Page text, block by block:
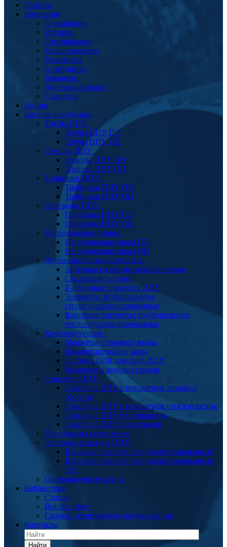
Главная
Компания
О компании
История
Сертификаты
Наши партнеры
Реквизиты
Сотрудники
Вакансии
Доставка и оплата
Гарантия
Акции
Каталог продукции
Трубы ППУ
Трубы ППУ ПЭ
Трубы ППУ ОЦ
Отводы ППУ
Отводы ППУ ПЭ
Отводы ППУ ОЦ
Тройники ППУ
Тройники ППУ ПЭ
Тройники ППУ ОЦ
Переходы ППУ
Переходы ППУ ПЭ
Переходы ППУ ОЦ
Неподвижные опоры
Неподвижная опора ПЭ
Неподвижная опора ОЦ
Другие фасонные элементы
Заглушка изоляции металлическая
Скользящие опоры
Z-образные элементы ППУ
Элементы трубопроводов
теплогидроизолированные
Концевые элементы трубопроводов
теплогидроизолированные
Комплектующие
Манжеты стенового ввода
Компенсирующие маты
Система ОДК для труб ППУ
Комплекты заделки стыков
Скорлупа ППУ
Скорлупа ППУ с покрытием армофол
(фольга)
Скорлупа ППУ с покрытием стеклопластик
Скорлупа ППУ без покрытия
Скорлупа ППУ для отводов
Пенопакеты монтажные
Запорная арматура ППУ
Шаровый кран теплогидроизолированный
Шаровый кран теплогидроизолированный
ОЦ
Промышленные котлы
Библиотека
Статьи
Вопрос ответ
Скачать техническую документацию
Контакты
Найти